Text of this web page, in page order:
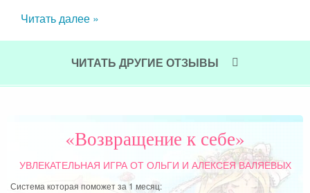
Читать далее »
ЧИТАТЬ ДРУГИЕ ОТЗЫВЫ
«Возвращение к себе»
УВЛЕКАТЕЛЬНАЯ ИГРАОТ ОЛЬГИ И АЛЕКСЕЯ ВАЛЯЕВЫХ
Система которая поможет за 1 месяц: